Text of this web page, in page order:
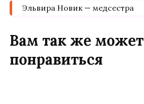
Эльвира Новик — медсестра
Вам так же может
понравиться